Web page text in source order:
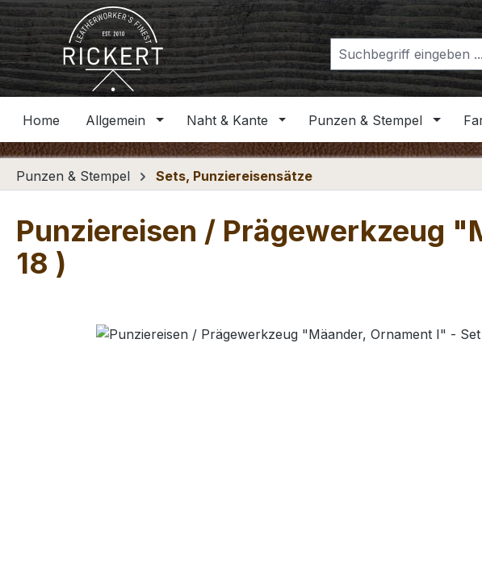
Hauptinhalt springen
Zur Suche springen
Zur Hauptnavigation springen
Home Allgemein Naht & Kante Punzen & Stempel
Punzen & Stempel Sets, Punziereisensätze
Punziereisen / Prägewerkzeug
18 )
Bildergalerie überspringen